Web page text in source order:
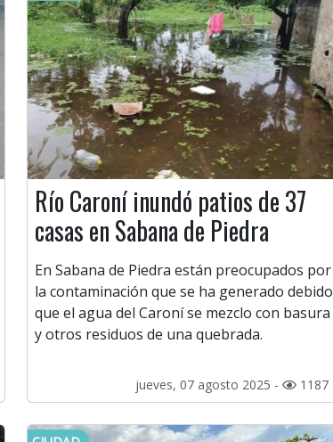
Río Caroní inundó patios de 37
casas en Sabana de Piedra
En Sabana de Piedra están preocupados por
la contaminación que se ha generado debido
que el agua del Caroní se mezclo con basura
y otros residuos de una quebrada.
jueves, 07 agosto 2025 - 1187